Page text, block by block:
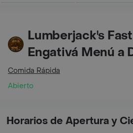
Lumberjack's
Engativá Menú a
Comida Rápida
Abierto
Horarios de Apertura y